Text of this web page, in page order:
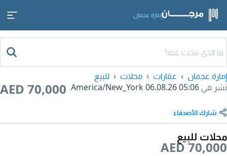
إمارة عجمان
إمارة عجمان عقارات محلات
للبيع
نشر في 06.08.26 05:06
AED 70,000
شارك الأصدقاء
محلات للبيع
AED 70,000